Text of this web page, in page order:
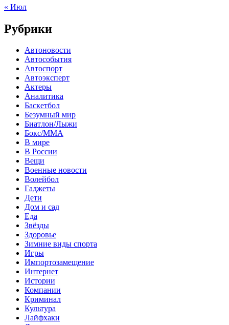
« Июл
Рубрики
Автоновости
Автособытия
Автоспорт
Автоэксперт
Актеры
Аналитика
Баскетбол
Безумный мир
Биатлон/Лыжи
Бокс/MMA
В мире
В России
Вещи
Военные новости
Волейбол
Гаджеты
Дети
Дом и сад
Еда
Звёзды
Здоровье
Зимние виды спорта
Игры
Импортозамещение
Интернет
Истории
Компании
Криминал
Культура
Лайфхаки